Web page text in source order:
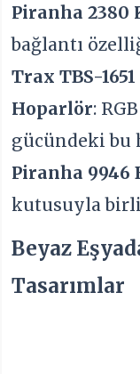
Piranha 2380
bağlantı
Trax TBS-
Hoparlör:
gücündeki bu
Piranha 9946
kutusuyla
Beyaz
Tasarımlar